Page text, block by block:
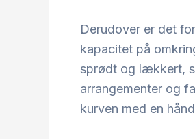
Derudover er det
kapacitet på
sprødt og lækkert,
arrangementer og
kurven med en